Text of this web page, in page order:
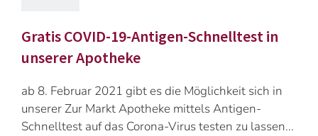
Gratis COVID-19-Antigen-Schnelltest in
unserer Apotheke
ab 8. Februar 2021 gibt es die Möglichkeit sich in
unserer Zur Markt Apotheke mittels Antigen-
Schnelltest auf das Corona-Virus testen zu lassen...